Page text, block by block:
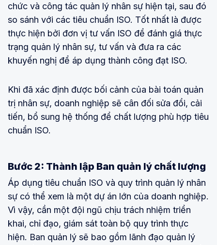
chức và công tác quản lý nhân sự hiện tại, sau đó
so sánh với các tiêu chuẩn ISO. Tốt nhất là được
thực hiện bởi đơn vị tư vấn ISO để đánh giá thực
trạng quản lý nhân sự, tư vấn và đưa ra các
khuyến nghị để áp dụng thành công đạt ISO.
Khi đã xác định được bối cảnh của bài toán quản
trị nhân sự, doanh nghiệp sẽ cân đối sửa đổi, cải
tiến, bổ sung hệ thống để chất lượng phù hợp tiêu
chuẩn ISO.
Bước 2: Thành lập Ban quản lý chất lượng
Áp dụng tiêu chuẩn ISO và quy trình quản lý nhân
sự có thể xem là một dự án lớn của doanh nghiệp.
Vì vậy, cần một đội ngũ chịu trách nhiệm triển
khai, chỉ đạo, giám sát toàn bộ quy trình thực
hiện. Ban quản lý sẽ bao gồm lãnh đạo quản lý